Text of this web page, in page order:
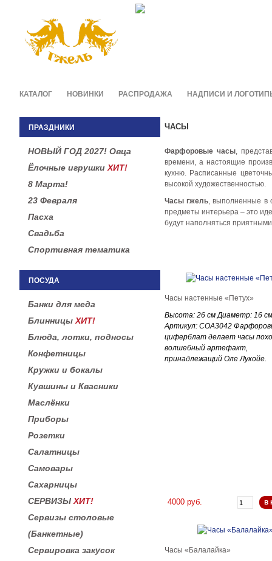
КАТАЛОГ НОВИНКИ РАСПРОДАЖА НАДПИСИ И
ПРАЗДНИКИ
НОВЫЙ ГОД 2027! Овца
Ёлочные игрушки ХИТ!
8 Марта!
23 Февраля
Пасха
Свадьба
Спортивная тематика
ПОСУДА
Банки для меда
Блинницы ХИТ!
Блюда, лотки, подносы
Конфетницы
Кружки и бокалы
Кувшины и Квасники
Маслёнки
Приборы
Розетки
Салатницы
Самовары
Сахарницы
СЕРВИЗЫ ХИТ!
Сервизы столовые
(Банкетные)
Сервировка закусок
ЧАСЫ
Фарфоровые часы,
времени, а настоящие
кухню. Расписанные
высокой художественностью.
Часы гжель, выполненные в
предметы интерьера – это
будут наполняться
Часы настенные «Петух»
Высота: 26 см Диаметр: 16 см
Артикул: CОА3042
циферблат делает часы
волшебный артефакт,
принадлежащий Оле Лукойе.
4000 руб. в
Часы «Балалайка»